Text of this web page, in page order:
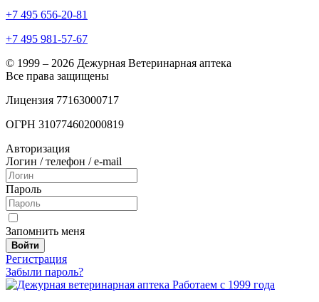
+7 495 656-20-81
+7 495 981-57-67
© 1999 – 2026 Дежурная Ветеринарная аптека
Все права защищены
Лицензия 77163000717
ОГРН 310774602000819
Авторизация
Логин / телефон / e-mail
Пароль
Запомнить меня
Войти
Регистрация
Забыли пароль?
Работаем с 1999 года